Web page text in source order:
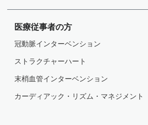
医療従事者の方
冠動脈インターベンション
ストラクチャーハート
末梢血管インターベンション
カーディアック・リズム・マネジメント